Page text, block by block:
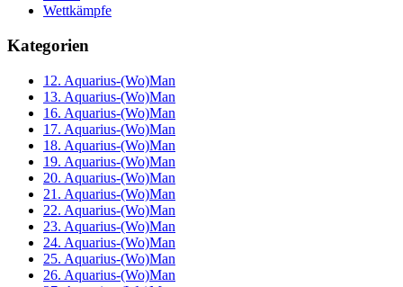
Wettkämpfe
Kategorien
12. Aquarius-(Wo)Man
13. Aquarius-(Wo)Man
16. Aquarius-(Wo)Man
17. Aquarius-(Wo)Man
18. Aquarius-(Wo)Man
19. Aquarius-(Wo)Man
20. Aquarius-(Wo)Man
21. Aquarius-(Wo)Man
22. Aquarius-(Wo)Man
23. Aquarius-(Wo)Man
24. Aquarius-(Wo)Man
25. Aquarius-(Wo)Man
26. Aquarius-(Wo)Man